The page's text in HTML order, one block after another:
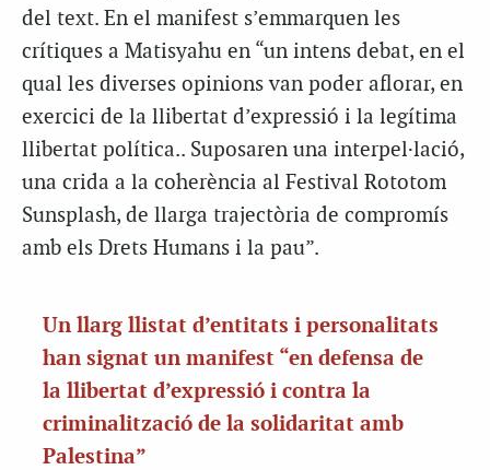
del text. En el manifest s’emmarquen les
crítiques a Matisyahu en “un intens debat, en el
qual les diverses opinions van poder aflorar, en
exercici de la llibertat d’expressió i la legítima
llibertat política.. Suposaren una interpel·lació,
una crida a la coherència al Festival Rototom
Sunsplash, de llarga trajectòria de compromís
amb els Drets Humans i la pau”.
Un llarg llistat d’entitats i personalitats
han signat un manifest “en defensa de
la llibertat d’expressió i contra la
criminalització de la solidaritat amb
Palestina”